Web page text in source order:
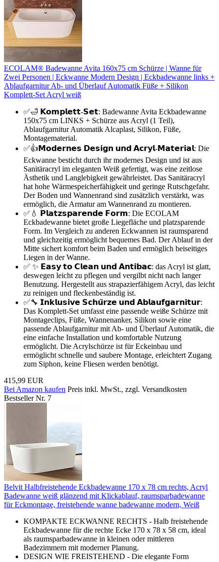
ECOLAM® Badewanne Avita 160x75 cm Schürze | Wanne für
Zwei Personen | Eckwanne Modern Design | Eckbadewanne links +
Ablaufgarnitur Ab- und Überlauf Automatik Füße + Silikon
Komplett-Set Acryl weiß
✅🛁 𝗞𝗼𝗺𝗽𝗹𝗲𝘁𝘁-𝗦𝗲𝘁: Badewanne Avita Eckbadewanne
150x75 cm LINKS + Schürze aus Acryl (1 Teil),
Ablaufgarnitur Automatik Alcaplast, Silikon, Füße,
Montagematerial.
✅👍𝗠𝗼𝗱𝗲𝗿𝗻𝗲𝘀 𝗗𝗲𝘀𝗶𝗴𝗻 𝘂𝗻𝗱 𝗔𝗰𝗿𝘆𝗹-𝗠𝗮𝘁𝗲𝗿𝗶𝗮𝗹: Die
Eckwanne besticht durch ihr modernes Design und ist aus
Sanitäracryl im eleganten Weiß gefertigt, was eine zeitlose
Ästhetik und Langlebigkeit gewährleistet. Das Sanitäracryl
hat hohe Wärmespeicherfähigkeit und geringe Rutschgefahr.
Der Boden und Wannenrand sind zusätzlich verstärkt, was
ermöglich, die Armatur am Wannenrand zu montieren.
✅💧 𝗣𝗹𝗮𝘁𝘇𝘀𝗽𝗮𝗿𝗲𝗻𝗱𝗲 𝗙𝗼𝗿𝗺: Die ECOLAM
Eckbadewanne bietet große Liegefläche und platzsparende
Form. Im Vergleich zu anderen Eckwannen ist raumsparend
und gleichzeitig ermöglicht bequemes Bad. Der Ablauf in der
Mitte sichert komfort beim Baden und ermöglich beiseitiges
Liegen in der Wanne.
✅ ✨ 𝗘𝗮𝘀𝘆 𝘁𝗼 𝗖𝗹𝗲𝗮𝗻 𝘂𝗻𝗱 𝗔𝗻𝘁𝗶𝗯𝗮𝗰: das Acryl ist glatt,
deswegen leicht zu pflegen und vergilbt nicht nach langer
Benutzung. Hergestellt aus strapazierfähigem Acryl, das leicht
zu reinigen und fleckenbeständig ist.
✅🔧 𝗜𝗻𝗸𝗹𝘂𝘀𝗶𝘃𝗲 𝗦𝗰𝗵𝘂̈𝗿𝘇𝗲 𝘂𝗻𝗱 𝗔𝗯𝗹𝗮𝘂𝗳𝗴𝗮𝗿𝗻𝗶𝘁𝘂𝗿:
Das Komplett-Set umfasst eine passende weiße Schürze mit
Montageclips, Füße, Wannenanker, Silikon sowie eine
passende Ablaufgarnitur mit Ab- und Überlauf Automatik, die
eine einfache Installation und komfortable Nutzung
ermöglicht. Die Acrylschürze ist für Eckeinbau und
ermöglicht schnelle und saubere Montage, erleichtert Zugang
zum Siphon, keine Fliesen werden benötigt.
415,99 EUR
Bei Amazon kaufen Preis inkl. MwSt., zzgl. Versandkosten
Bestseller Nr. 7
Belvit Halbfreistehende Eckbadewanne 170 x 78 cm rechts, Acryl
Badewanne weiß glänzend mit Klickablauf, raumsparbadewanne
für Eckmontage, freistehende wanne badewanne modern, Weiß
KOMPAKTE ECKWANNE RECHTS - Halb freistehende
Eckbadewanne für die rechte Ecke 170 x 78 x 58 cm, ideal
als raumsparbadewanne in kleinen oder mittleren
Badezimmern mit moderner Planung.
DESIGN WIE FREISTEHEND - Die elegante Form